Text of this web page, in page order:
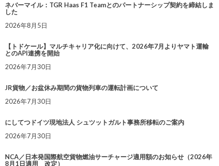
ネバーマイル：TGR Haas F1 Teamとのパートナーシップ契約を締結しま
した
2026年8月5日
【トドケール】マルチキャリア化に向けて、2026年7月よりヤマト運輸
とのAPI連携を開始
2026年7月30日
JR貨物／お盆休み期間の貨物列車の運転計画について
2026年7月30日
にしてつドイツ現地法人 シュツットガルト事務所移転のご案内
2026年7月30日
NCA／日本発国際航空貨物燃油サーチャージ適用額のお知らせ（2026年
8月1日適用 改定）